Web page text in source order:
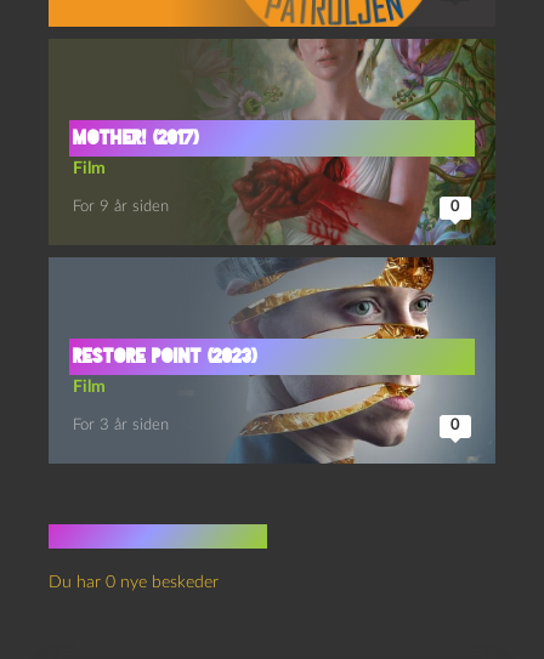
mother! (2017)
Film
For 9 år siden 0
Restore Point (2023)
Film
For 3 år siden 0
Du har 0 nye beskeder